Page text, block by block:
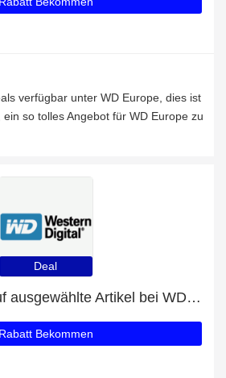
verfügbar unter WD Europe, dies ist
so tolles Angebot für WD Europe zu
Deal
20€ Cashback auf ausgewählte Artikel bei WD Europe
Rabatt Bekommen